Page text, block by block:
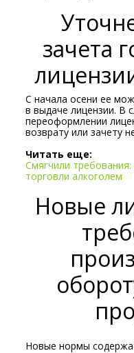
зачета
С начала осени ее
в выдаче лицензии. В
переоформлении
возврату или зачету
Читать еще:
Смягчили
торговли алкоголем
Новые
Новые нормы